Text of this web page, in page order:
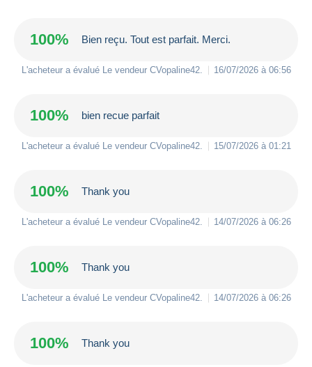
100% Bien reçu. Tout est parfait. Merci.
L'acheteur a évalué Le vendeur CVopaline42 16/07/2026 à 06:56
100% bien recue parfait
L'acheteur a évalué Le vendeur CVopaline42 15/07/2026 à 01:21
100% Thank you
L'acheteur a évalué Le vendeur CVopaline42 14/07/2026 à 06:26
100% Thank you
L'acheteur a évalué Le vendeur CVopaline42 14/07/2026 à 06:26
100% Thank you